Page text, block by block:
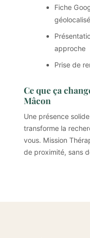
Fiche
approche
Prise de
Ce que ça
Mâcon
Une présence
transforme la
vous. Mission
de proximité, sans